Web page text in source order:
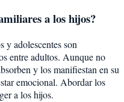
a los hijos?
adolescentes son
entre adultos. Aunque no
y los manifiestan en su
emocional. Abordar los
a los hijos.